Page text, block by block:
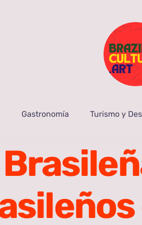
Gastronomía Turismo y